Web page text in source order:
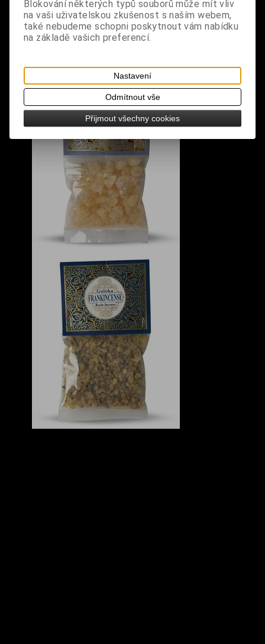
S výrobkem se také prodává
Blokování některých typů souborů může mít vliv
na vaši uživatelskou zkušenost s naším webem,
také nebudeme schopni poskytnout vám nabídku
na základě vašich preferencí.
Nastavení
Odmítnout vše
Přijmout všechny cookies